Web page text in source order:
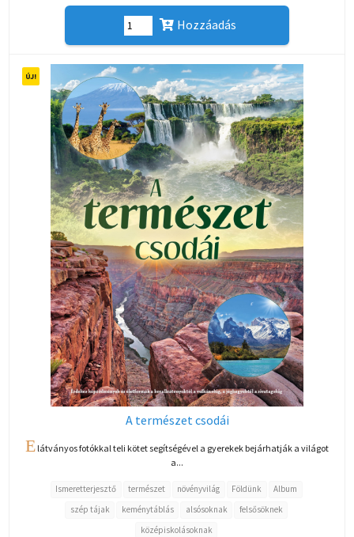
Hozzáadás
A természet csodái
E látványos fotókkal teli kötet segítségével a gyerekek bejárhatják a világot
a...
Ismeretterjesztő természet növényvilág Földünk
Album
szép tájak
keménytáblás alsósoknak
felsősöknek
középiskolásoknak